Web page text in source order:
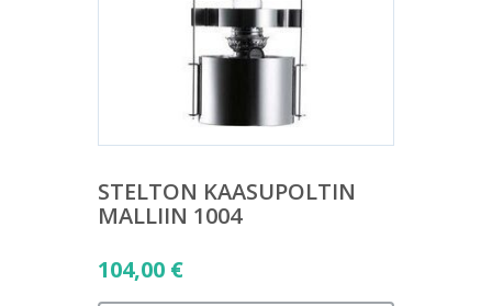
STELTON KAASUPOLTIN
MALLIIN 1004
104,00 €